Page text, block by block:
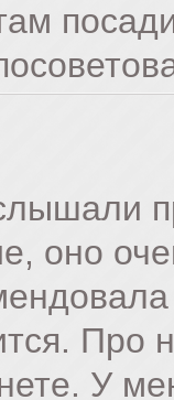
оно
Про
У